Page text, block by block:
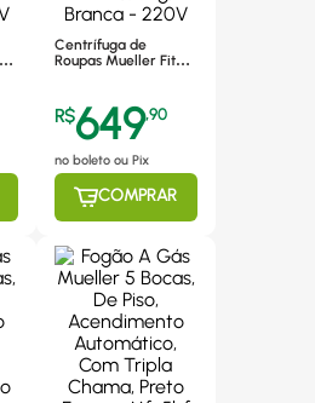
Centrífuga de
Roupas Mueller Fit
R$649,90
no boleto ou Pix
COMPRAR